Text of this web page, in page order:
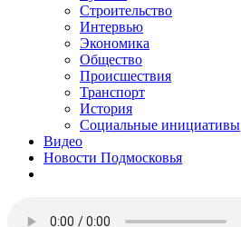
Строительство
Интервью
Экономика
Общество
Происшествия
Транспорт
История
Социальные инициативы
Видео
Новости Подмосковья